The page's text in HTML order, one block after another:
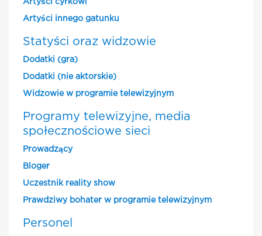
Artyści cyrkowi
Artyści innego gatunku
Statyści oraz widzowie
Dodatki (gra)
Dodatki (nie aktorskie)
Widzowie w programie telewizyjnym
Programy telewizyjne, media
społecznościowe sieci
Prowadzący
Bloger
Uczestnik reality show
Prawdziwy bohater w programie telewizyjnym
Personel